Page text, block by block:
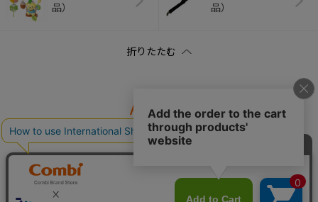
品）
品）
APP
コンビ 公式アカウント